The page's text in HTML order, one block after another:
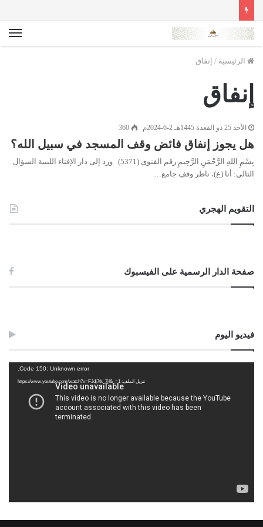
الرئيسية / إنفاق
إنفاق
الأحد 25 ذو القعدة 1445هـ 2-6-2024م 360
هل يجوز إنفاق فائض وقف المسجد في سبيل الله؟
بِسْمِ اللهِ الرَّحْمَنِ الرَّحِيمِ رقم الفتوى (5371) ورد إلى دار الإفتاء الليبية السؤال
التالي: أنا (ع)، ناظر وقفِ جامع…
التقويم الهجري
صفحة الدار الرسمية على الفيسبوك
فيديو اليوم
Code 150: Unknown error.
تنزيل الملف: https://www.youtube.com/watch?v=FJdj7tk_7jI&_=1